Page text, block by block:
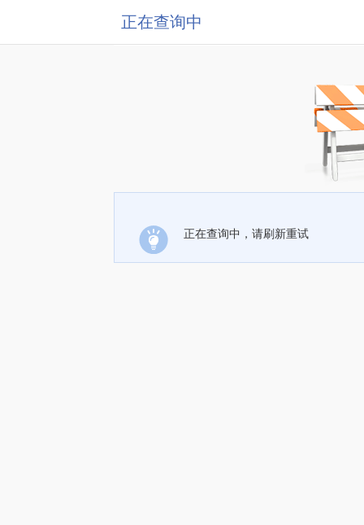
正在查询中
正在查询中，请刷新重试